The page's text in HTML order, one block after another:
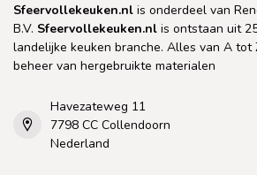
Sfeervollekeuken.nl is onderdeel van
B.V. Sfeervollekeuken.nl is ontstaan uit
landelijke keuken branche. Alles van A tot
beheer van hergebruikte materialen
Havezateweg 11
7798 CC Collendoorn
Nederland